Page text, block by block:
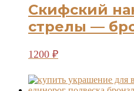
Скифский
стрелы —
1200 ₽Этот
товар
несколько